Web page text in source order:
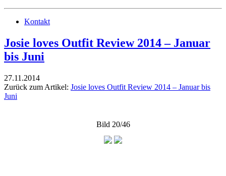
Kontakt
Josie loves Outfit Review 2014 – Januar
bis Juni
27.11.2014
Zurück zum Artikel: Josie loves Outfit Review 2014 – Januar bis
Juni
Bild 20/46